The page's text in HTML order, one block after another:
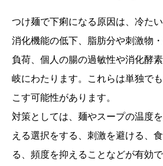
つけ麺で下痢になる原因は、冷た
消化機能の低下、脂肪分や刺激物
負荷、個人の腸の過敏性や消化酵
岐にわたります。これらは単独で
こす可能性があります。
対策としては、麺やスープの温度
える選択をする、刺激を避ける、
る、頻度を抑えることなどが有効で